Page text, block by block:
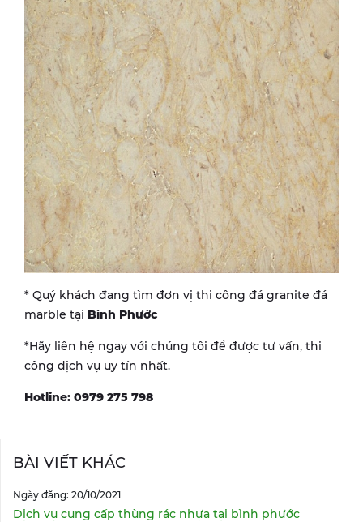
* Quý khách đang tìm đơn vị thi công đá granite đá
marble tại Bình Phước
*Hãy liên hệ ngay với chúng tôi để được tư vấn, thi
công dịch vụ uy tín nhất.
Hotline: 0979 275 798
BÀI VIẾT KHÁC
Ngày đăng: 20/10/2021
Dịch vụ cung cấp thùng rác nhựa tại bình phước